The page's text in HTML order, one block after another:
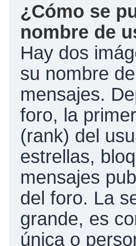
¿Cómo se
nombre de
Hay dos
su nombre
mensajes.
foro, la
(rank) del
estrellas,
mensajes
del foro. La
grande, es
única o